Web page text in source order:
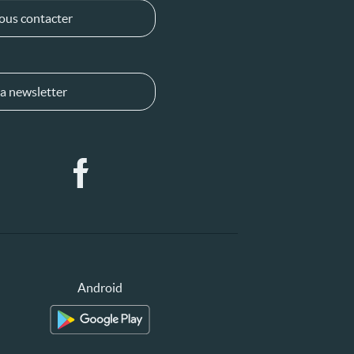
contacter
newsletter
Android